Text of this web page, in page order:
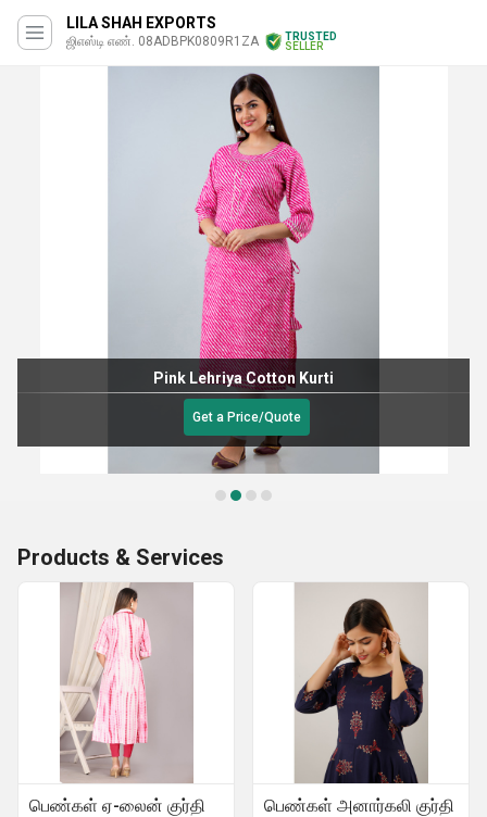
LILA SHAH EXPORTS
ஜிஎஸ்டி எண். 08ADBPK0809R1ZA
TRUSTED
SELLER
Pink Lehriya Cotton Kurti
Get a Price/Quote
Products & Services
பெண்கள் ஏ-லைன் குர்தி பெண்கள் அனார்கலி குர்தி